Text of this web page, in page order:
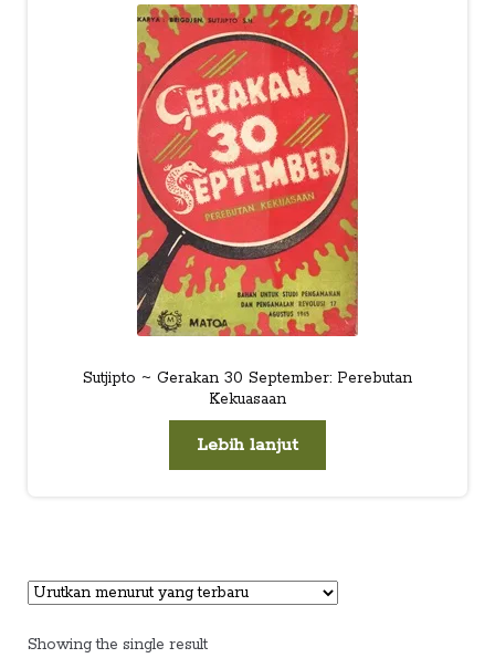
Sutjipto ~ Gerakan 30 September: Perebutan
Kekuasaan
Lebih lanjut
Showing the single result